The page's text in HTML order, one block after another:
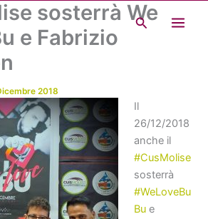
Cerca
sosterrà We
e Fabrizio
2018
Il
26/12/2018
anche il
#CusMolise
sosterrà
#WeLoveBu
Bu e